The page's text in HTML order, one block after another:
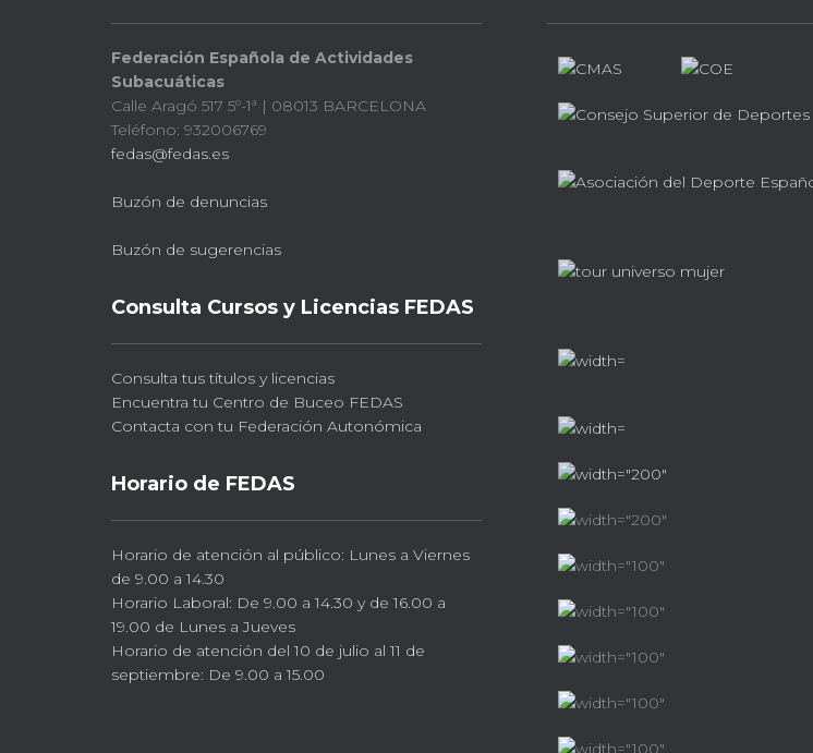
Federación Española de Actividades
Subacuáticas
Calle Aragó 517 5º-1ª | 08013 BARCELONA
Teléfono: 932006769
fedas@fedas.es
Buzón de denuncias
Buzón de sugerencias
Consulta Cursos y Licencias FEDAS
Consulta tus títulos y licencias
Encuentra tu Centro de Buceo FEDAS
Contacta con tu Federación Autonómica
Horario de FEDAS
Horario de atención al público: Lunes a Viernes
de 9.00 a 14.30
Horario Laboral: De 9.00 a 14.30 y de 16.00 a
19.00 de Lunes a Jueves
Horario de atención del 10 de julio al 11 de
septiembre: De 9.00 a 15.00